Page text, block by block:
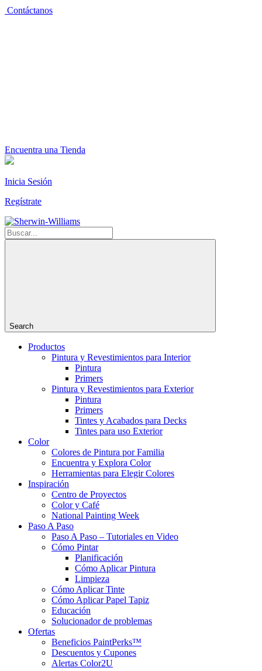
Contáctanos
Encuentra una Tienda
Inicia Sesión
Regístrate
Search
Productos
Pintura y Revestimientos para Interior
Pintura
Primers
Pintura y Revestimientos para Exterior
Pintura
Primers
Tintes y Acabados para Decks
Tintes para uso Exterior
Color
Colores de Pintura por Familia
Encuentra y Explora Color
Herramientas para Elegir Colores
Inspiración
Centro de Proyectos
Color y Café
National Painting Week
Paso A Paso
Paso A Paso – Tutoriales en Video
Cómo Pintar
Planificación
Cómo Aplicar Pintura
Limpieza
Cómo Aplicar Tinte
Cómo Aplicar Papel Tapiz
Educación
Solucionador de problemas
Ofertas
Beneficios PaintPerks™
Descuentos y Cupones
Alertas Color2U